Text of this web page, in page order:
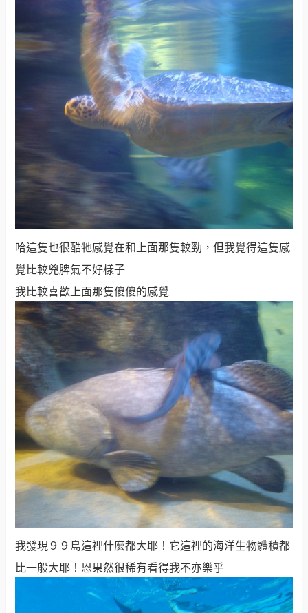
哈這隻也很酷牠感覺在和上面那隻較勁，但我覺得這隻感
覺比較兇脾氣不好樣子
我比較喜歡上面那隻傻傻的感覺
我發現９９島這裡什麼都大耶！它這裡的海洋生物體積都
比一般大耶！恩果然很稀有看得我不亦樂乎